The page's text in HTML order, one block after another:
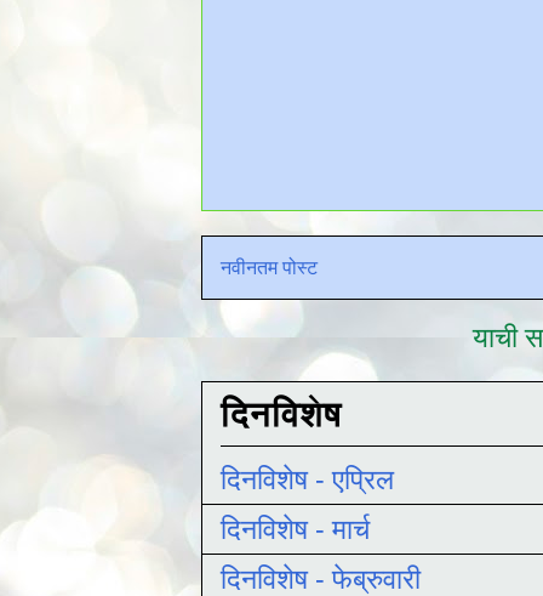
नवीनतम पोस्ट
याची
दिनविशेष
दिनविशेष - एप्रिल
दिनविशेष - मार्च
दिनविशेष - फेब्रुवारी